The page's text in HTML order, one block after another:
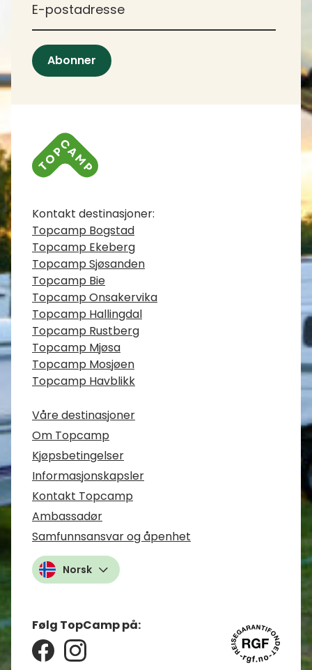
E-postadresse
Abonner
Kontaktinfo
Kontakt destinasjoner:
Topcamp Bogstad
Topcamp Ekeberg
Topcamp Sjøsanden
Topcamp Bie
Topcamp Onsakervika
Topcamp Hallingdal
Topcamp Rustberg
Topcamp Mjøsa
Topcamp Mosjøen
Topcamp Havblikk
Våre destinasjoner
Om Topcamp
Kjøpsbetingelser
Informasjonskapsler
Kontakt Topcamp
Ambassadør
Samfunnsansvar og åpenhet
Norsk
Følg TopCamp på: